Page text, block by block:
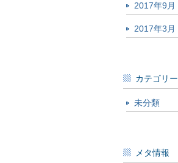
2017年9月
2017年3月
カテゴリー
未分類
メタ情報